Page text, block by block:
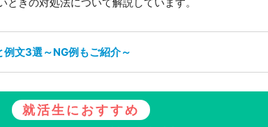
例文3選～NG例もご紹介～
就活生におすすめ